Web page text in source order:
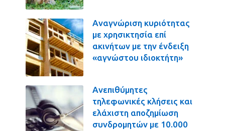
Αναγνώριση κυριότητας
με χρησικτησία επί
ακινήτων με την ένδειξη
«αγνώστου ιδιοκτήτη»
Ανεπιθύμητες
τηλεφωνικές κλήσεις και
ελάχιστη αποζημίωση
συνδρομητών με 10.000